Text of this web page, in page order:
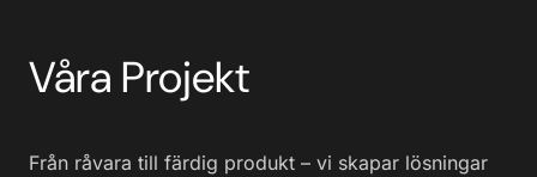
Våra Projekt
Från råvara till färdig produkt – vi skapar lösningar